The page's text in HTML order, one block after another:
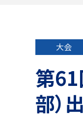
大会
第61
部）